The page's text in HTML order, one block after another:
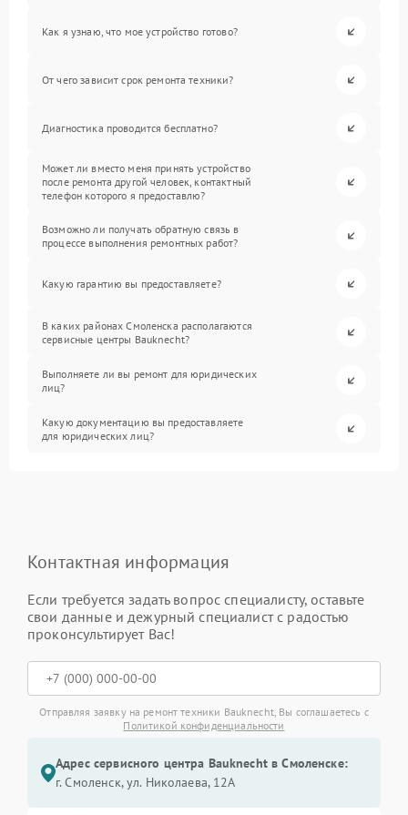
Как я узнаю, что мое устройство готово?
От чего зависит срок ремонта техники?
Диагностика проводится бесплатно?
Может ли вместо меня принять устройство
после ремонта другой человек, контактный
телефон которого я предоставлю?
Возможно ли получать обратную связь в
процессе выполнения ремонтных работ?
Какую гарантию вы предоставляете?
В каких районах Смоленска располагаются
сервисные центры Bauknecht?
Выполняете ли вы ремонт для юридических
лиц?
Какую документацию вы предоставляете
для юридических лиц?
Контактная информация
Если требуется задать вопрос специалисту, оставьте
свои данные и дежурный специалист с радостью
проконсультирует Вас!
Отправляя заявку на ремонт техники Bauknecht, Вы соглашаетесь с
Политикой конфиденциальности
Адрес сервисного центра Bauknecht в Смоленске:
г. Смоленск, ул. Николаева, 12А